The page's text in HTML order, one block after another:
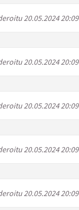
20.05.2024 20:09
20.05.2024 20:09
20.05.2024 20:09
20.05.2024 20:09
20.05.2024 20:09